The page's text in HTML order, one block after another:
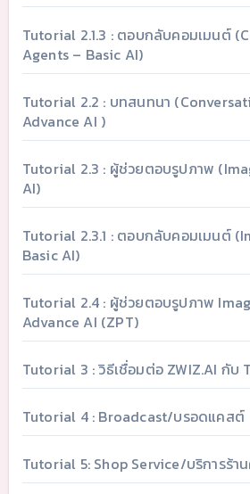
Tutorial 2.1.3 : ตอบกลับคอมเมนต์
Agents – Basic AI)
Tutorial 2.2 : บทสนทนา
Advance AI )
Tutorial 2.3 : ผู้ช่วยตอบรูปภาพ
AI)
Tutorial 2.3.1 : ตอบกลับคอมเมนต์
Basic AI)
Tutorial 2.4 : ผู้ช่วยตอบรูปภาพ
Advance AI (ZPT)
Tutorial 3 : วิธีเชื่อมต่อ ZWIZ.AI กับ
Tutorial 4 : Broadcast/บรอดแคสต์
Tutorial 5: Shop Service/บริการร้า